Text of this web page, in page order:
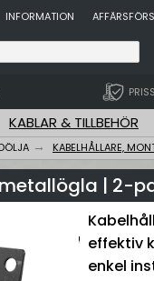
INFORMATION
KABLAR & TILLBEHÖR
KABELHÅLLARE,
| 2-
effektiv
enkel